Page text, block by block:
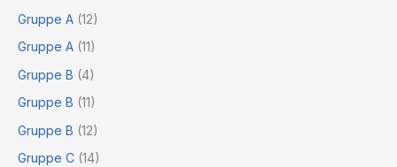
Gruppe A (12)
Gruppe A (11)
Gruppe B (4)
Gruppe B (11)
Gruppe B (12)
Gruppe C (14)